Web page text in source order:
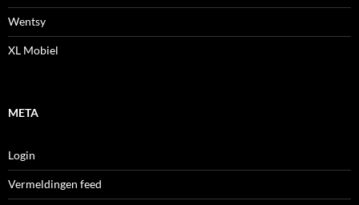
Wentsy
XL Mobiel
META
Login
Vermeldingen feed